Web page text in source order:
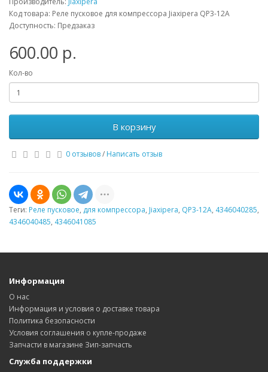
Код товара: Реле пусковое для компрессора Jiaxipera QP3-12A
Доступность: Предзаказ
600.00 р.
Кол-во
В корзину
0 отзывов/ Написать отзыв
Теги: Реле пусковое, для компрессора, Jiaxipera, QP3-12A, 4346040285,
4346040485, 4346041085
Информация
О нас
Информация и условия о доставке товара
Политика безопасности
Условия соглашения о купле-продаже
Запчасти в магазине Зип-запчасть
Служба поддержки